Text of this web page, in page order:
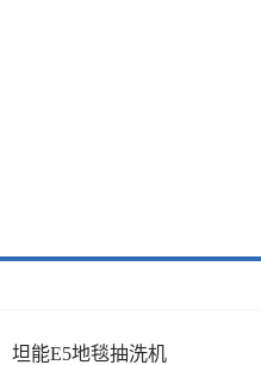
坦能E5地毯抽洗机